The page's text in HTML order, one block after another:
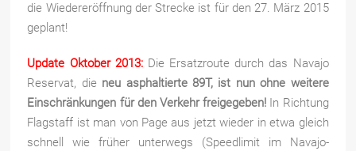
die Wiedereröffnung der Strecke ist für den 27. März 2015
geplant!
Update Oktober 2013:Die Ersatzroute durch das Navajo
Reservat, die neu asphaltierte 89T, ist nun ohne weitere
Einschränkungen für den Verkehr freigegeben! In Richtung
Flagstaff ist man von Page aus jetzt wieder in etwa gleich
schnell wie früher unterwegs (Speedlimit im Navajo-